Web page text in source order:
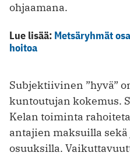
ohjaamana.
Lue lisää: Metsäryhmät
hoitoa
Subjektiivinen ”hyvä”
kuntoutujan kokemus.
Kelan toiminta
antajien maksuilla
osuuksilla.